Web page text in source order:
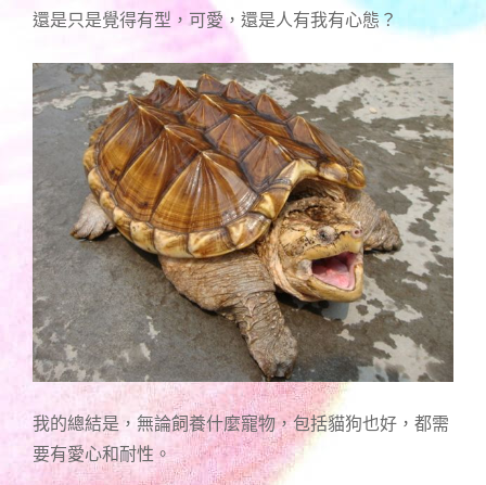
還是只是覺得有型，可愛，還是人有我有心態？
我的總結是，無論飼養什麼寵物，包括貓狗也好，都需
要有愛心和耐性。